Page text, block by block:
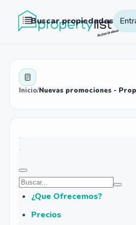
Buscar propiedades
Inicio/Nuevas promociones -
¿Que Ofrecemos?
Precios